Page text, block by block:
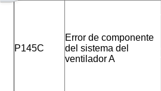
P145C
Error de componente
del sistema del
ventilador A